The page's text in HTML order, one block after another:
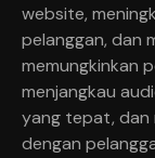
website,
pelanggan, dan
memungkinkan
menjangkau
yang tepat, dan
dengan